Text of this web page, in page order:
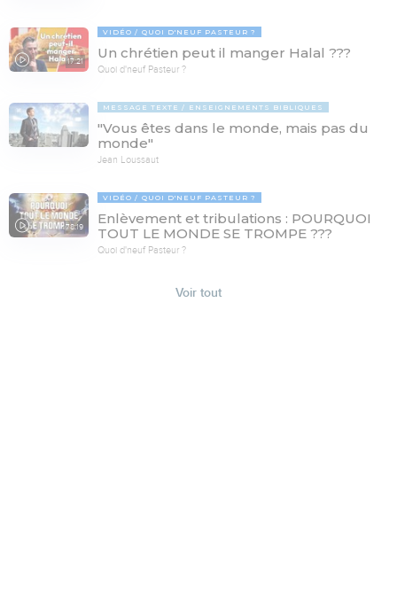
17:21
VIDÉO QUOI D'NEUF PASTEUR ?
Un chrétien peut il manger Halal ???
Quoi d'neuf Pasteur ?
MESSAGE TEXTE ENSEIGNEMENTS BIBLIQUES
"Vous êtes dans le monde, mais pas du
monde"
Jean Loussaut
78:19
VIDÉO QUOI D'NEUF PASTEUR ?
Enlèvement et tribulations : POURQUOI
TOUT LE MONDE SE TROMPE ???
Quoi d'neuf Pasteur ?
Voir tout